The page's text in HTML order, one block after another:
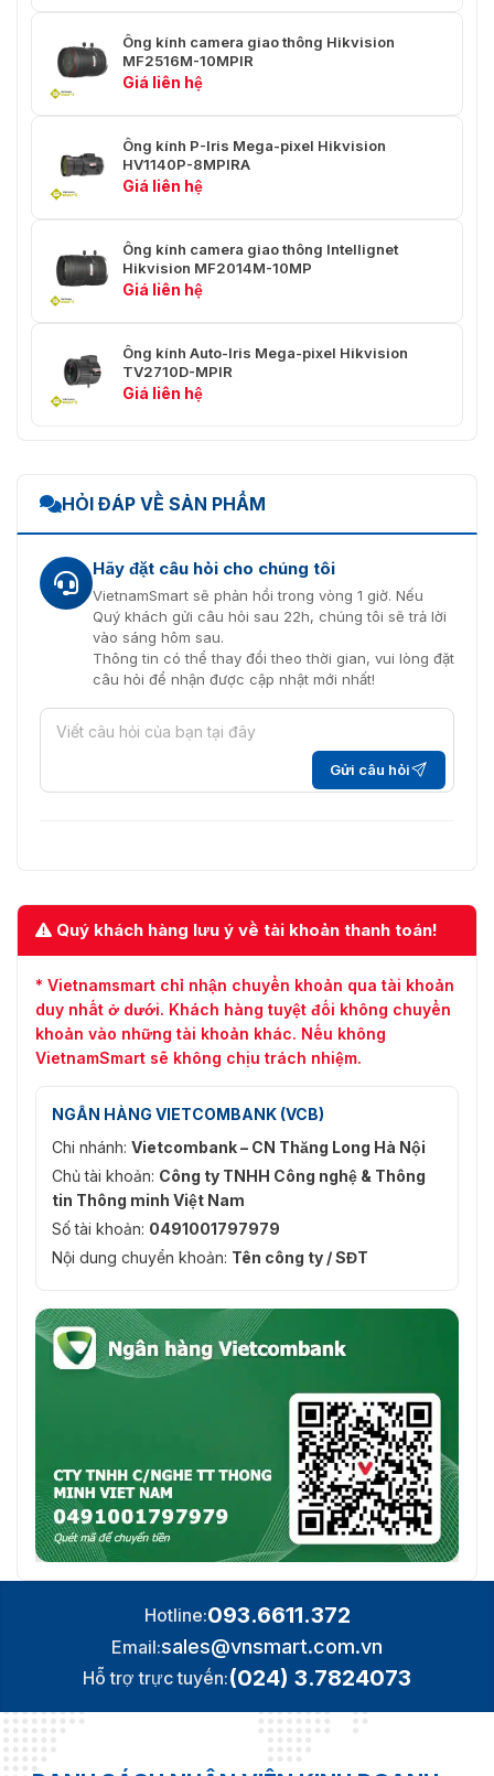
Ống kính camera giao thông Hikvision
MF2516M-10MPIR
Giá liên hệ
Ống kính P-Iris Mega-pixel Hikvision
HV1140P-8MPIRA
Giá liên hệ
Ống kính camera giao thông Intellignet
Hikvision MF2014M-10MP
Giá liên hệ
Ống kính Auto-Iris Mega-pixel Hikvision
TV2710D-MPIR
Giá liên hệ
HỎI ĐÁP VỀ SẢN PHẨM
Hãy đặt câu hỏi cho chúng tôi
VietnamSmart sẽ phản hồi trong vòng 1 giờ. Nếu
Quý khách gửi câu hỏi sau 22h, chúng tôi sẽ trả lời
vào sáng hôm sau.
Thông tin có thể thay đổi theo thời gian, vui lòng đặt
câu hỏi để nhận được cập nhật mới nhất!
Gửi câu hỏi
Quý khách hàng lưu ý về tài khoản thanh toán!
* Vietnamsmart chỉ nhận chuyển khoản qua tài khoản
duy nhất ở dưới. Khách hàng tuyệt đối không chuyển
khoản vào những tài khoản khác. Nếu không
VietnamSmart sẽ không chịu trách nhiệm.
NGÂN HÀNG VIETCOMBANK (VCB)
Chi nhánh: Vietcombank – CN Thăng Long Hà Nội
Chủ tài khoản: Công ty TNHH Công nghệ & Thông
tin Thông minh Việt Nam
Số tài khoản: 0491001797979
Nội dung chuyển khoản: Tên công ty / SĐT
Hotline:093.6611.372
Email:sales@vnsmart.com.vn
Hỗ trợ trực tuyến:(024) 3.7824073